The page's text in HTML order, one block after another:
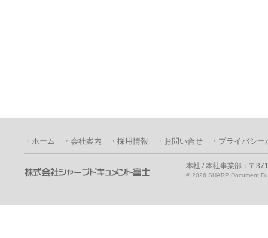
・ホーム ・会社案内 ・採用情報 ・お問い合せ ・プライバシ
本社 / 本社事業部：〒
© 2026 SHARP Document